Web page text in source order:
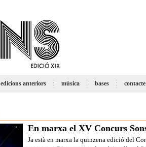
edicions anteriors música bases contacte
En marxa el XV Concurs
Ja està en marxa la quinzena edició del